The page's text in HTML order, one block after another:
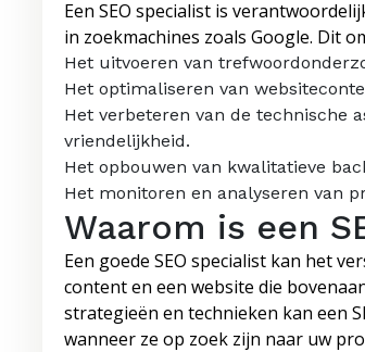
Een SEO specialist is
in zoekmachines zoals Google. Dit
Het uitvoeren van
Het optimaliseren van
Het verbeteren van de technische
vriendelijkheid.
Het opbouwen van kwalitatieve
Het monitoren en analyseren van
Waarom is een
Een goede SEO specialist kan het
content en een website die
strategieën en technieken kan een
wanneer ze op zoek zijn naar uw